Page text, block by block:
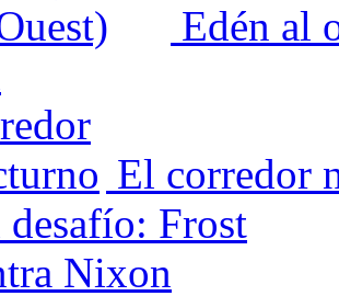
Edén al
El corredor